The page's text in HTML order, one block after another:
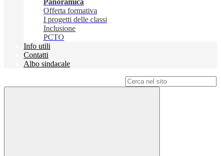
Panoramica
Offerta formativa
I progetti delle classi
Inclusione
PCTO
Info utili
Contatti
Albo sindacale